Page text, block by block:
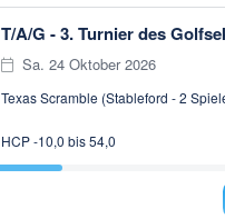
Sa. 24 Oktober 2026
Texas Scramble (Stableford - 2
HCP -10,0 bis 54,0